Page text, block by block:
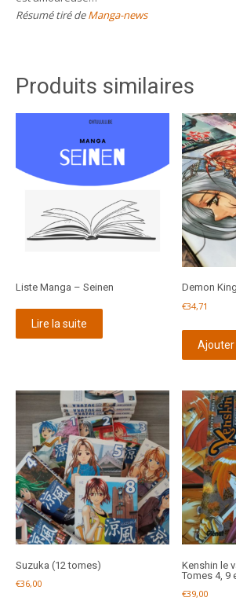
Résumé tiré deManga-news
Produits similaires
Liste Manga – Seinen
Lire la suite
Demon
€34,71
Ajouter
Suzuka (12 tomes)
€36,00
Kenshin le
Tomes 4, 9
€39,00